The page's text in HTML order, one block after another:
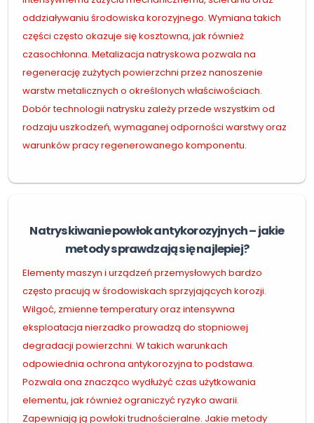
oddziaływaniu środowiska korozyjnego. Wymiana takich
części często okazuje się kosztowna, jak również
czasochłonna. Metalizacja natryskowa pozwala na
regenerację zużytych powierzchni przez nanoszenie
warstw metalicznych o określonych właściwościach.
Dobór technologii natrysku zależy przede wszystkim od
rodzaju uszkodzeń, wymaganej odporności warstwy oraz
warunków pracy regenerowanego komponentu.
Natryskiwanie powłok antykorozyjnych – jakie
metody sprawdzają się najlepiej?
Elementy maszyn i urządzeń przemysłowych bardzo
często pracują w środowiskach sprzyjających korozji.
Wilgoć, zmienne temperatury oraz intensywna
eksploatacja nierzadko prowadzą do stopniowej
degradacji powierzchni. W takich warunkach
odpowiednia ochrona antykorozyjna to podstawa.
Pozwala ona znacząco wydłużyć czas użytkowania
elementu, jak również ograniczyć ryzyko awarii.
Zapewniają ją powłoki trudnościeralne. Jakie metody